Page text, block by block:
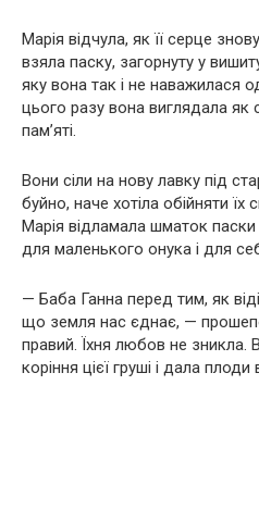
Марія відчула, як її серце
взяла паску, загорнуту у
яку вона так і не наважилася
цього разу вона виглядала
пам’яті.
Вони сіли на нову лавку під
буйно, наче хотіла обійняти
Марія відламала шматок
для маленького онука і для
— Баба Ганна перед тим, як
що земля нас єднає, —
правий. Їхня любов не зникла.
коріння цієї груші і дала плоди